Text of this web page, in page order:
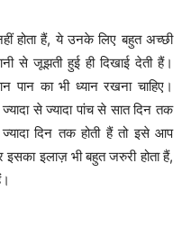
होता हैं, ये उनके लिए बहुत अच्छी
से जूझती हुई ही दिखाई देती हैं।
पान का भी ध्यान रखना चाहिए।
से ज्यादा पांच से सात दिन तक
दिन तक होती हैं तो इसे आप
इलाज़ भी बहुत जरुरी होता हैं,